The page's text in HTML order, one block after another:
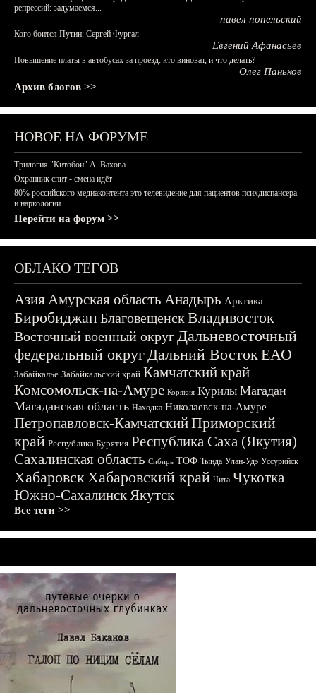
репрессий: задумаемся...
павел попельский
Кого боится Путин: Сергей Фургал
Евгений Афанасьев
Повышение платы в автобусах за проезд: кто виноват, и что делать?
Олег Паньков
Архив блогов >>
НОВОЕ НА ФОРУМЕ
Трилогия "Китобои" А. Вахова.
Охранник спит - смена идёт
80% российского медиаконтента это телевидение для пациентов психдиспансера
и наркологии.
Перейти на форум >>
ОБЛАКО ТЕГОВ
АзияАмурская область Анадырь Арктика
БиробиджанБлаговещенскВладивосток
Восточный военный округДальневосточный
федеральный округДальний ВостокЕАО
Забайкалье Забайкальский край Камчатский край
Комсомольск-на-Амуре Корякия Курилы Магадан
Магаданская область Находка Николаевск-на-Амуре
Петропавловск-КамчатскийПриморский
край Республика Бурятия Республика Саха (Якутия)
Сахалинская область Сибирь ТОФ Тында Улан-Удэ Уссурийск
ХабаровскХабаровский край Чита Чукотка
Южно-СахалинскЯкутск
Все теги >>